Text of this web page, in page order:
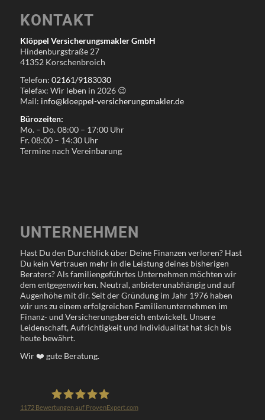
KONTAKT
Klöppel Versicherungsmakler GmbH
Hindenburgstraße 27
41352 Korschenbroich
Telefon: 02161/9183030
Telefax: Wir leben in 2026 😉
Mail: info@kloeppel-versicherungsmakler.de
Bürozeiten:
Mo. – Do. 08:00 – 17:00 Uhr
Fr. 08:00 – 14:30 Uhr
Termine nach Vereinbarung
UNTERNEHMEN
Hast Du den Durchblick über Deine Finanzen verloren? Hast
Du kein Vertrauen mehr in die Leistung deines bisherigen
Beraters? Als familiengeführtes Unternehmen möchten wir
dem entgegenwirken. Neutral, anbieterunabhängig und auf
Augenhöhe mit dir. Seit der Gründung im Jahr 1976 haben
wir uns zu einem erfolgreichen Familienunternehmen im
Finanz- und Versicherungsbereich entwickelt. Unsere
Leidenschaft, Aufrichtigkeit und Individualität hat sich bis
heute bewährt.
Wir❤️ gute Beratung.
1172Bewertungen auf ProvenExpert.com